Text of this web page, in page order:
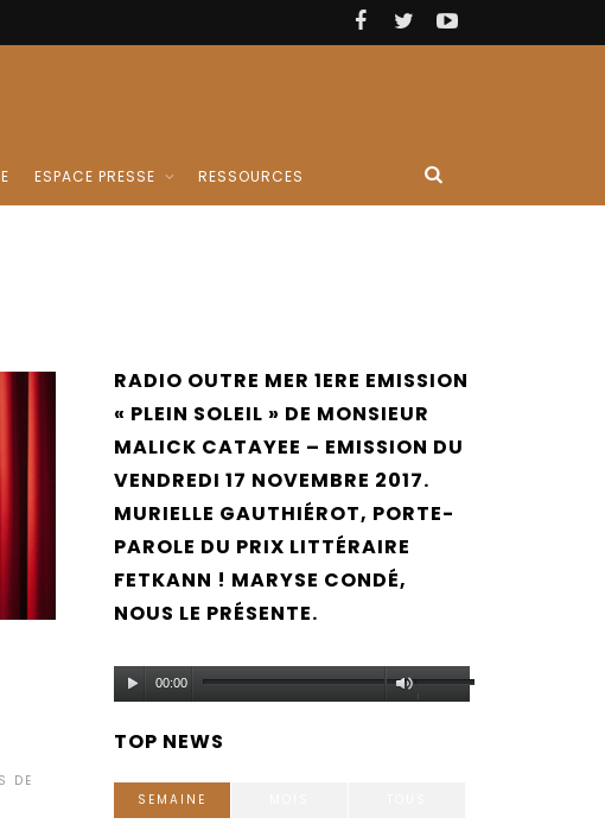
ESPACE PRESSE RESSOURCES
DE
RADIO OUTRE MER 1ERE EMISSION
« PLEIN SOLEIL » DE MONSIEUR
MALICK CATAYEE – EMISSION DU
VENDREDI 17 NOVEMBRE 2017.
MURIELLE GAUTHIÉROT, PORTE-
PAROLE DU PRIX LITTÉRAIRE
FETKANN ! MARYSE CONDÉ,
NOUS LE PRÉSENTE.
Lecteur
00:00
Utilisez
TOP NEWS
SEMAINE